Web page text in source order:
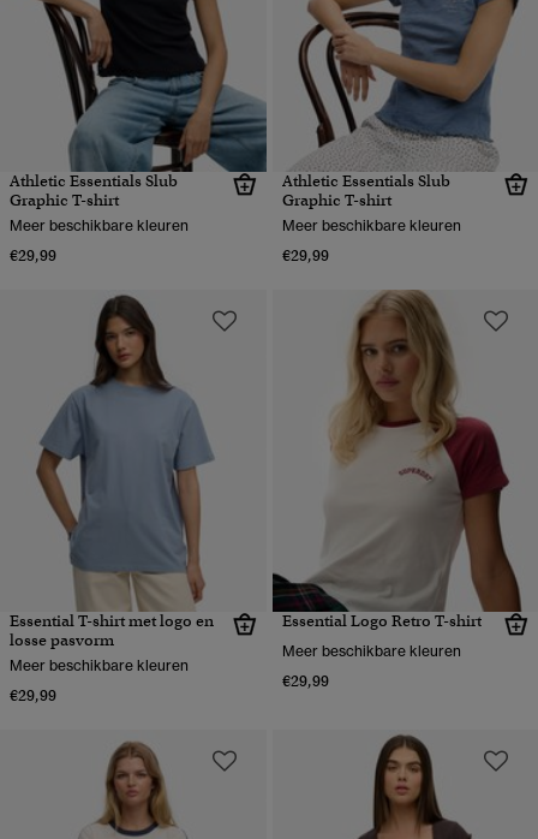
Athletic Essentials Slub
Graphic T-shirt
Meer beschikbare kleuren
€29,99
Athletic Essentials Slub
Graphic T-shirt
Meer beschikbare kleuren
€29,99
Essential T-shirt met logo en
losse pasvorm
Meer beschikbare kleuren
€29,99
Essential Logo Retro T-shirt
Meer beschikbare kleuren
€29,99